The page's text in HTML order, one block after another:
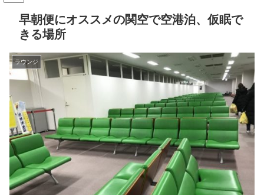
早朝便にオススメの関空で空港泊、仮眠で
きる場所
ラウンジ